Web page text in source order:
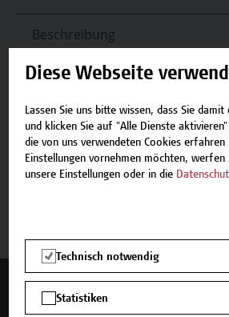
Beschreibung
Termine und Bewerbung
Zurück zum
Mehr Infos gewünscht?
Diese Webseite
Lassen Sie uns bitte wissen, dass Sie damit
und klicken Sie auf "Alle Dienste
die von uns verwendeten Cookies erfahren
Einstellungen vornehmen möchten, werfen
unsere Einstellungen oder in die
Technisch notwendig
Statistiken